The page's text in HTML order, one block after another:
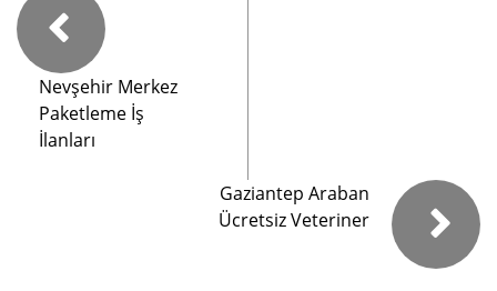
Nevşehir Merkez
Paketleme İş
İlanları
Gaziantep Araban
Ücretsiz Veteriner